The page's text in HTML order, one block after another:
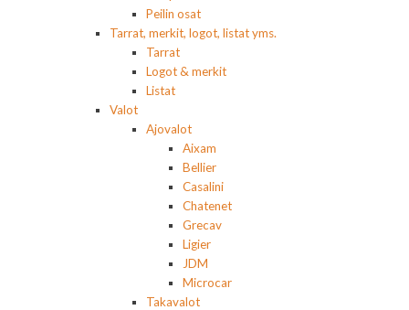
Peilin osat
Tarrat, merkit, logot, listat yms.
Tarrat
Logot & merkit
Listat
Valot
Ajovalot
Aixam
Bellier
Casalini
Chatenet
Grecav
Ligier
JDM
Microcar
Takavalot